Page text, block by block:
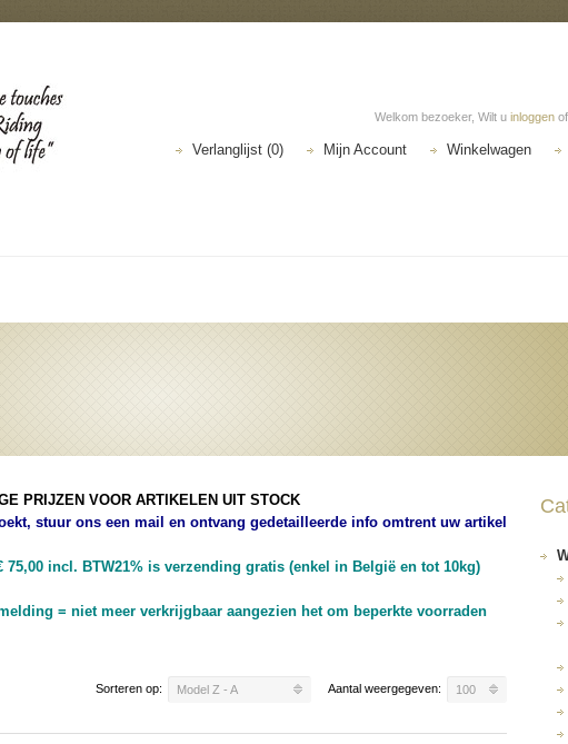
Welkom bezoeker, Wilt u inloggen of
Verlanglijst (0) Mijn Account Winkelwagen
PRIJZEN VOOR ARTIKELEN UIT STOCK
stuur ons een mail en ontvang gedetailleerde info omtrent uw artikel
75,00 incl. BTW21% is verzending gratis (enkel in België en tot 10kg)
= niet meer verkrijgbaar aangezien het om beperkte voorraden
Sorteren op: Model Z - A Aantal weergegeven: 100